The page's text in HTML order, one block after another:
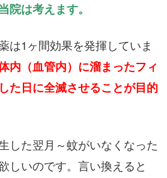
院は考えます。
は1ヶ間効果を発揮していま
内（血管内）に溜まったフィ
た日に全滅させることが目的
した翌月～蚊がいなくなった
しいのです。言い換えると